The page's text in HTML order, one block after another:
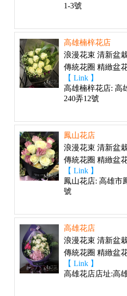
1-3號
高雄楠梓花店
浪漫花束 清新盆
傳統花圈 精緻盆
【 Link 】
高雄楠梓花店: 高
240弄12號
鳳山花店
浪漫花束 清新盆
傳統花圈 精緻盆
【 Link 】
鳳山花店: 高雄市
號
高雄花店
浪漫花束 清新盆
傳統花圈 精緻盆
【 Link 】
高雄花店店址:高